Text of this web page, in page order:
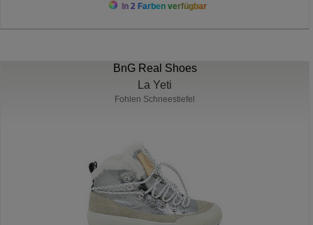
In 2 Farben verfügbar
BnG Real Shoes
La Yeti
Fohlen Schneestiefel